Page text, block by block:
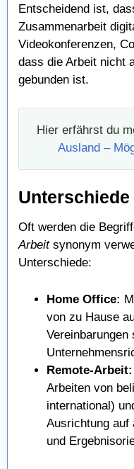
Entscheidend ist,
Zusammenarbeit
Videokonferenzen,
dass die Arbeit nicht
gebunden ist.
Hier erfährst du
Ausland –
Oft werden die
Arbeitsynonym
Unterschiede:
Home Office:
von zu Hause
Vereinbarungen
Remote-Arbeit:
Arbeiten von
international)
Ausrichtung auf
und